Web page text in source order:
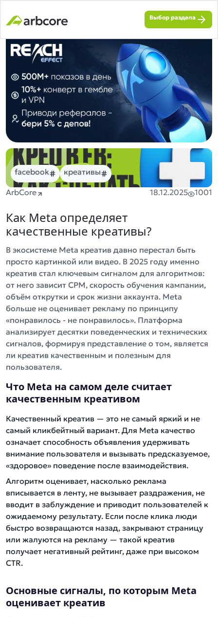
Выбор раздела
facebook креативы
ArbCore 18.12.2025 1001
Как Meta определяет
качественные креативы?
В экосистеме Meta креатив давно перестал быть
просто картинкой или видео. В 2025 году именно
креатив стал ключевым сигналом для алгоритмов:
от него зависит CPM, скорость обучения кампании,
объём открутки и срок жизни аккаунта. Meta
больше не оценивает рекламу по принципу
«понравилось - не понравилось». Платформа
анализирует десятки поведенческих и технических
сигналов, формируя представление о том, является
ли креатив качественным и полезным для
пользователя.
Что Meta на самом деле считает
качественным креативом
Качественный креатив — это не самый яркий и не
самый кликбейтный вариант. Для Meta качество
означает способность объявления удерживать
внимание пользователя и вызывать предсказуемое,
«здоровое» поведение после взаимодействия.
Алгоритм оценивает, насколько реклама
вписывается в ленту, не вызывает раздражения, не
вводит в заблуждение и приводит пользователей к
ожидаемому результату. Если после клика люди
быстро возвращаются назад, закрывают страницу
или жалуются на рекламу — такой креатив
получает негативный рейтинг, даже при высоком
CTR.
Основные сигналы, по которым Meta
оценивает креатив